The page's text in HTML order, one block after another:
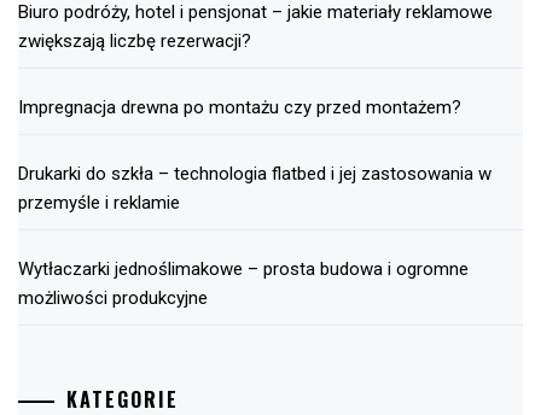
Biuro podróży, hotel i pensjonat – jakie materiały reklamowe
zwiększają liczbę rezerwacji?
Impregnacja drewna po montażu czy przed montażem?
Drukarki do szkła – technologia flatbed i jej zastosowania w
przemyśle i reklamie
Wytłaczarki jednoślimakowe – prosta budowa i ogromne
możliwości produkcyjne
KATEGORIE